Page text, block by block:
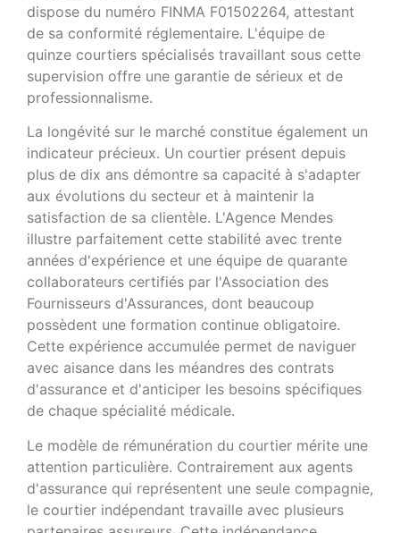
dispose du numéro FINMA F01502264, attestant
de sa conformité réglementaire. L'équipe de
quinze courtiers spécialisés travaillant sous cette
supervision offre une garantie de sérieux et de
professionnalisme.
La longévité sur le marché constitue également un
indicateur précieux. Un courtier présent depuis
plus de dix ans démontre sa capacité à s'adapter
aux évolutions du secteur et à maintenir la
satisfaction de sa clientèle. L'Agence Mendes
illustre parfaitement cette stabilité avec trente
années d'expérience et une équipe de quarante
collaborateurs certifiés par l'Association des
Fournisseurs d'Assurances, dont beaucoup
possèdent une formation continue obligatoire.
Cette expérience accumulée permet de naviguer
avec aisance dans les méandres des contrats
d'assurance et d'anticiper les besoins spécifiques
de chaque spécialité médicale.
Le modèle de rémunération du courtier mérite une
attention particulière. Contrairement aux agents
d'assurance qui représentent une seule compagnie,
le courtier indépendant travaille avec plusieurs